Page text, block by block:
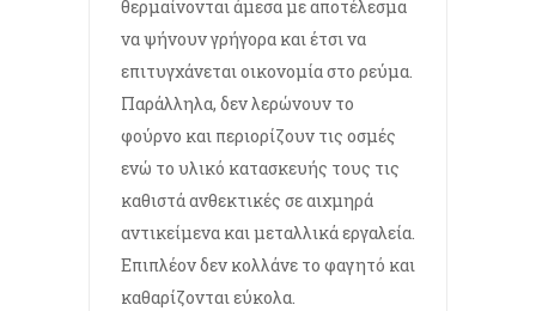
θερμαίνονται άμεσα με αποτέλεσμα
να ψήνουν γρήγορα και έτσι να
επιτυγχάνεται οικονομία στο ρεύμα.
Παράλληλα, δεν λερώνουν το
φούρνο και περιορίζουν τις οσμές
ενώ το υλικό κατασκευής τους τις
καθιστά ανθεκτικές σε αιχμηρά
αντικείμενα και μεταλλικά εργαλεία.
Επιπλέον δεν κολλάνε το φαγητό και
καθαρίζονται εύκολα.